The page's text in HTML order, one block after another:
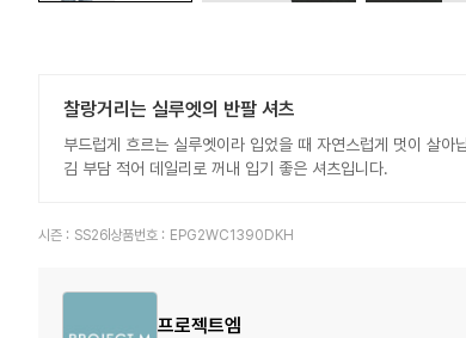
찰랑거리는 실루엣의 반팔 셔츠
부드럽게 흐르는 실루엣이라 입었을 때 자연스럽게 멋이 살
김 부담 적어 데일리로 꺼내 입기 좋은 셔츠입니다.
시즌 : SS26 상품번호 : EPG2WC1390DKH
프로젝트엠